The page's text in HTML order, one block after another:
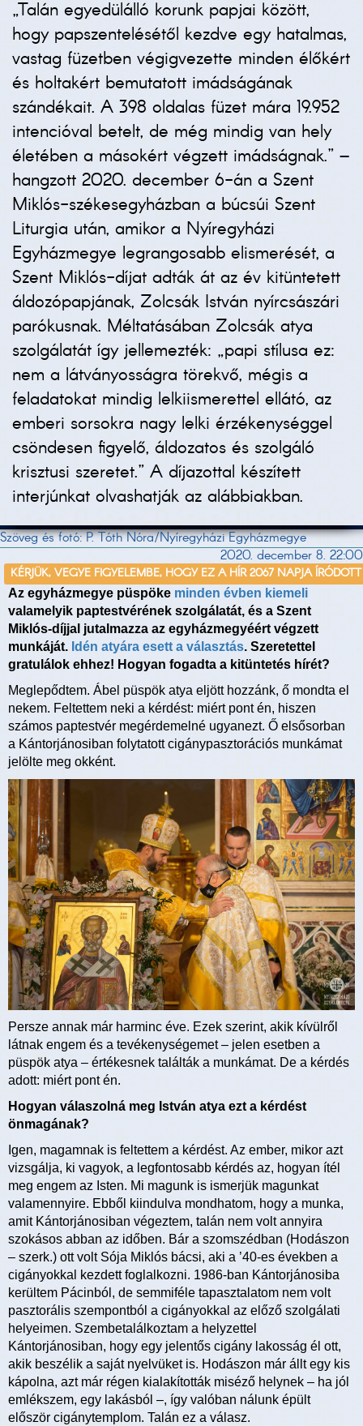
„Talán egyedülálló korunk papjai között,
hogy papszentelésétől kezdve egy hatalmas,
vastag füzetben végigvezette minden élőkért
és holtakért bemutatott imádságának
szándékait. A 398 oldalas füzet mára 19.952
intencióval betelt, de még mindig van hely
életében a másokért végzett imádságnak.” –
hangzott 2020. december 6-án a Szent
Miklós-székesegyházban a búcsúi Szent
Liturgia után, amikor a Nyíregyházi
Egyházmegye legrangosabb elismerését, a
Szent Miklós-díjat adták át az év kitüntetett
áldozópapjának, Zolcsák István nyírcsászári
parókusnak. Méltatásában Zolcsák atya
szolgálatát így jellemezték: „papi stílusa ez:
nem a látványosságra törekvő, mégis a
feladatokat mindig lelkiismerettel ellátó, az
emberi sorsokra nagy lelki érzékenységgel
csöndesen figyelő, áldozatos és szolgáló
krisztusi szeretet.” A díjazottal készített
interjúnkat olvashatják az alábbiakban.
Szöveg és fotó: P. Tóth Nóra/Nyíregyházi Egyházmegye
2020. december 8. 22:00
KÉRJÜK, VEGYE FIGYELEMBE, HOGY EZ A HÍR 2067 NAPJA ÍRÓDOTT
Az egyházmegye püspöke minden évben kiemeli
valamelyik paptestvérének szolgálatát, és a Szent
Miklós-díjjal jutalmazza az egyházmegyéért végzett
munkáját. Idén atyára esett a választás. Szeretettel
gratulálok ehhez! Hogyan fogadta a kitüntetés hírét?
Meglepődtem. Ábel püspök atya eljött hozzánk, ő mondta el
nekem. Feltettem neki a kérdést: miért pont én, hiszen
számos paptestvér megérdemelné ugyanezt. Ő elsősorban
a Kántorjánosiban folytatott cigánypasztorációs munkámat
jelölte meg okként.
Persze annak már harminc éve. Ezek szerint, akik kívülről
látnak engem és a tevékenységemet – jelen esetben a
püspök atya – értékesnek találták a munkámat. De a kérdés
adott: miért pont én.
Hogyan válaszolná meg István atya ezt a kérdést
önmagának?
Igen, magamnak is feltettem a kérdést. Az ember, mikor azt
vizsgálja, ki vagyok, a legfontosabb kérdés az, hogyan ítél
meg engem az Isten. Mi magunk is ismerjük magunkat
valamennyire. Ebből kiindulva mondhatom, hogy a munka,
amit Kántorjánosiban végeztem, talán nem volt annyira
szokásos abban az időben. Bár a szomszédban (Hodászon
– szerk.) ott volt Sója Miklós bácsi, aki a ’40-es években a
cigányokkal kezdett foglalkozni. 1986-ban Kántorjánosiba
kerültem Pácinból, de semmiféle tapasztalatom nem volt
pasztorális szempontból a cigányokkal az előző szolgálati
helyeimen. Szembetalálkoztam a helyzettel
Kántorjánosiban, hogy egy jelentős cigány lakosság él ott,
akik beszélik a saját nyelvüket is. Hodászon már állt egy kis
kápolna, azt már régen kialakították miséző helynek – ha jól
emlékszem, egy lakásból –, így valóban nálunk épült
először cigánytemplom. Talán ez a válasz.